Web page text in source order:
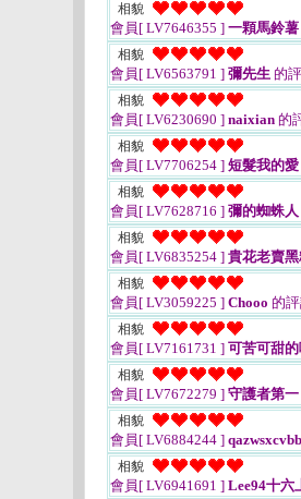
相貌
會員[ LV7646355 ] 一顆馬鈴薯
相貌
會員[ LV6563791 ] 彌先生 的
相貌
會員[ LV6230690 ] naixian 的
相貌
會員[ LV7706254 ] 短髮我的愛
相貌
會員[ LV7628716 ] 彌的蜘蛛人
相貌
會員[ LV6835254 ] 貴花老賣
相貌
會員[ LV3059225 ] Chooo 的評
相貌
會員[ LV7161731 ] 可苦可甜
相貌
會員[ LV7672279 ] 守護者第一
相貌
會員[ LV6884244 ]
相貌
會員[ LV6941691 ] Lee94十六